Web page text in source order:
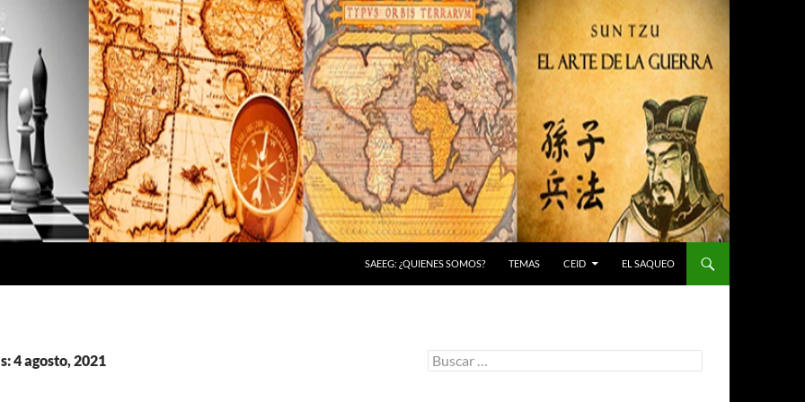
SAEEG: ¿QUIENES SOMOS? TEMAS CEID EL SAQUEO
4 agosto, 2021 Buscar: